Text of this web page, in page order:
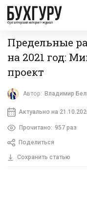
бухгалтерский интернет-журнал
Предельные
на 2021 год:
проект
Автор: Владимир
Актуально на
Прочитано: 957 раз
Поделиться
Сохранить статью